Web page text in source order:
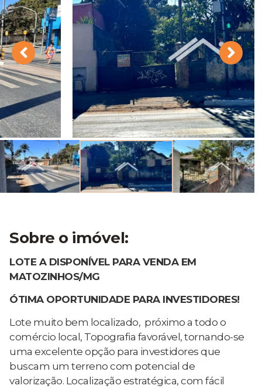
Sobre o imóvel:
LOTE A DISPONÍVEL PARA VENDA EM
MATOZINHOS/MG
ÓTIMA OPORTUNIDADE PARA INVESTIDORES!
Lote muito bem localizado, próximo a todo o
comércio local, Topografia favorável, tornando-se
uma excelente opção para investidores que
buscam um terreno com potencial de
valorização. Localização estratégica, com fácil